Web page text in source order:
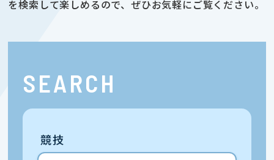
を検索して楽しめるので、ぜひお気軽にご覧ください。
SEARCH
競技